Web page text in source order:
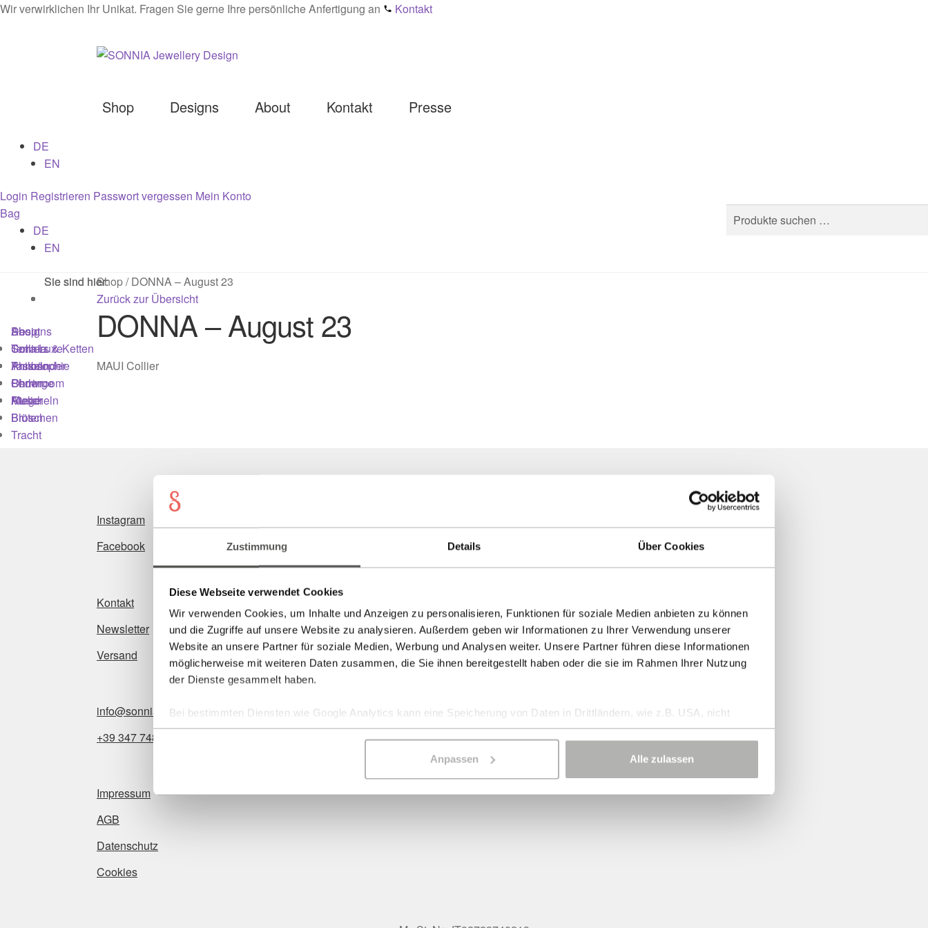
Zustimmung Details Über Cookies
Diese Webseite verwendet Cookies
Wir verwenden Cookies, um Inhalte und Anzeigen zu personalisieren, Funktionen für soziale Medien anbieten zu können
und die Zugriffe auf unsere Website zu analysieren. Außerdem geben wir Informationen zu Ihrer Verwendung unserer
Website an unsere Partner für soziale Medien, Werbung und Analysen weiter. Unsere Partner führen diese Informationen
möglicherweise mit weiteren Daten zusammen, die Sie ihnen bereitgestellt haben oder die sie im Rahmen Ihrer Nutzung
der Dienste gesammelt haben.
Bei bestimmten Diensten wie Google Analytics kann eine Speicherung von Daten in Drittländern, wie z.B. USA, nicht
ausgeschlossen werden.
Anpassen Alle zulassen
Wir verwirklichen Ihr Unikat. Fragen Sie gerne Ihre persönliche Anfertigung an Kontakt
Zur
Zum
Shop Designs About Kontakt Presse
KontaktLoginMein KontoNewsletter
DE
EN
Login Registrieren Passwort vergessen Mein Konto
Suchen
nach:
Suchen
Bag
DE
EN
Shop/DONNA – August 23
Zurück zur Übersicht
DONNA – August 23
MAUI Collier
Instagram
Facebook
Kontakt
Newsletter
Versand
info@sonnia.it
+39 347 748 9095
Impressum
AGB
Datenschutz
Cookies
Sie sind hier:
Shop
Colliers & Ketten
Armbänder
Ohrringe
Ringe
Broschen
Sie sind hier:
Designs
Terra Luxe
Tasseln
Perlen
Muscheln
Blüten
Tracht
Sie sind hier:
About
Sonnia
Philosophie
Showroom
Atelier